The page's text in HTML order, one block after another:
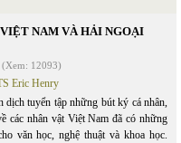
NAM VÀ HẢI NGOẠI
(Xem: 12093)
Eric Henry
dịch tuyển tập những bút ký cá nhân,
các nhân vật Việt Nam đã có những
văn học, nghệ thuật và khoa học.